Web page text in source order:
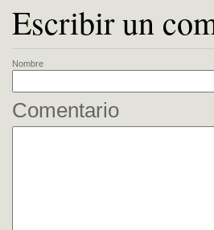
Escribir un
Nombre
Comentario